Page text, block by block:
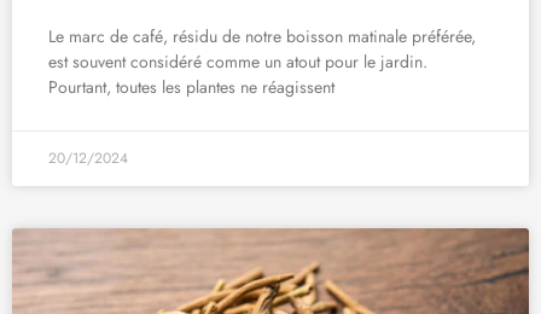
Le marc de café, résidu de notre boisson matinale préférée,
est souvent considéré comme un atout pour le jardin.
Pourtant, toutes les plantes ne réagissent
20/12/2024